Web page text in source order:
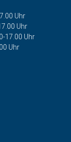
Uhr
Uhr
17.00 Uhr
Uhr